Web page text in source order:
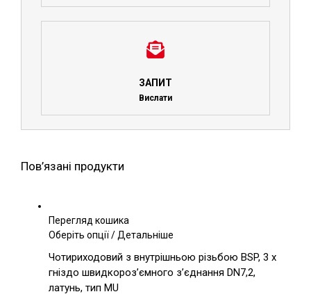
ЗАПИТ
Вислати
Пов’язані продукти
Перегляд кошика
Оберіть опціїЦей
має
кілька
варіантів.
/Детальніше
Чотириходовий з внутрішньою різьбою BSP, 3 x
гніздо швидкороз’ємного з’єднання DN7,2,
латунь, тип MU